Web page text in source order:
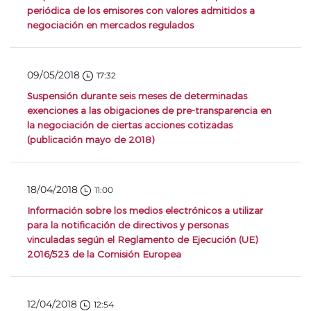
periódica de los emisores con valores admitidos a
negociación en mercados regulados
09/05/2018 17:32
Suspensión durante seis meses de determinadas
exenciones a las obigaciones de pre-transparencia en
la negociación de ciertas acciones cotizadas
(publicación mayo de 2018)
18/04/2018 11:00
Información sobre los medios electrónicos a utilizar
para la notificación de directivos y personas
vinculadas según el Reglamento de Ejecución (UE)
2016/523 de la Comisión Europea
12/04/2018 12:54